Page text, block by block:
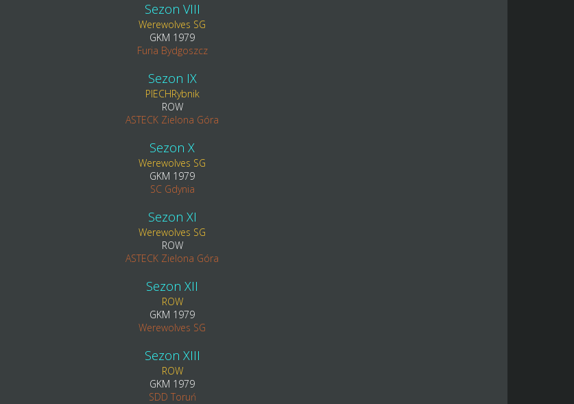
Sezon VIII
Werewolves SG
GKM 1979
Furia Bydgoszcz
Sezon IX
PIECHRybnik
ROW
ASTECK Zielona Góra
Sezon X
Werewolves SG
GKM 1979
SC Gdynia
Sezon XI
Werewolves SG
ROW
ASTECK Zielona Góra
Sezon XII
ROW
GKM 1979
Werewolves SG
Sezon XIII
ROW
GKM 1979
SDD Toruń